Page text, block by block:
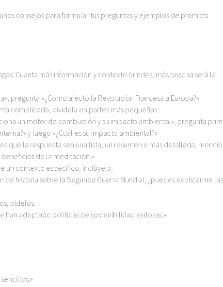
consejos para formular tus preguntas y ejemplos de prompts
Cuanta más información y contexto brindes, más precisa será la
pregunta «¿Cómo afectó la Revolución Francesa a Europa?»
complicada, divídela en partes más pequeñas.
un motor de combustión y su impacto ambiental», pregunta
y luego «¿Cuál es su impacto ambiental?»
que la respuesta sea una lista, un resumen o más detallada,
de la meditación.»
un contexto específico, inclúyelo.
de historia sobre la Segunda Guerra Mundial, ¿puedes explicarme las
pídelos.
han adoptado políticas de sostenibilidad exitosas.»